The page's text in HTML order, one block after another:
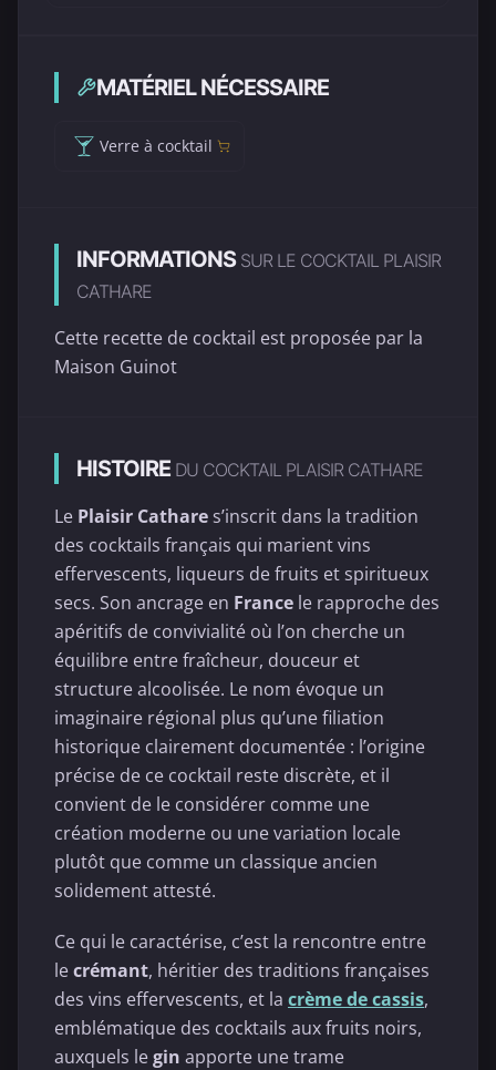
MATÉRIEL NÉCESSAIRE
Verre à cocktail
INFORMATIONS SUR LE COCKTAIL PLAISIR
CATHARE
Cette recette de cocktail est proposée par la
Maison Guinot
HISTOIRE DU COCKTAIL PLAISIR CATHARE
Le Plaisir Cathare s’inscrit dans la tradition
des cocktails français qui marient vins
effervescents, liqueurs de fruits et spiritueux
secs. Son ancrage en France le rapproche des
apéritifs de convivialité où l’on cherche un
équilibre entre fraîcheur, douceur et
structure alcoolisée. Le nom évoque un
imaginaire régional plus qu’une filiation
historique clairement documentée : l’origine
précise de ce cocktail reste discrète, et il
convient de le considérer comme une
création moderne ou une variation locale
plutôt que comme un classique ancien
solidement attesté.
Ce qui le caractérise, c’est la rencontre entre
lecrémant, héritier des traditions françaises
des vins effervescents, et la crème de cassis,
emblématique des cocktails aux fruits noirs,
auxquels legin apporte une trame